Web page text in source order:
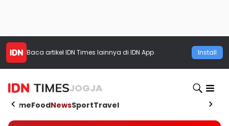
Baca artikel IDN Times lainnya di IDN App Install
JOGJA
HomeFoodNewsSportTravel